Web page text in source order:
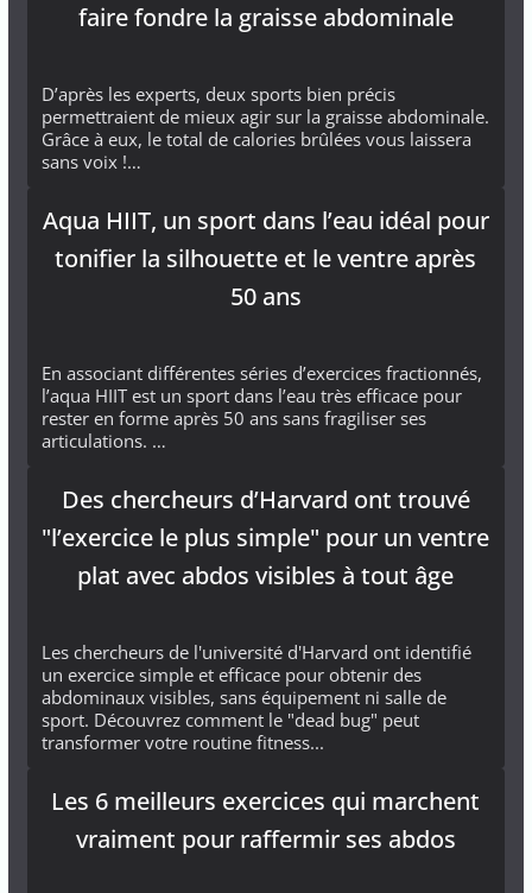
faire fondre la graisse abdominale
D’après les experts, deux sports bien précis
permettraient de mieux agir sur la graisse abdominale.
Grâce à eux, le total de calories brûlées vous laissera
sans voix !…
Aqua HIIT, un sport dans l’eau idéal pour
tonifier la silhouette et le ventre après
50 ans
En associant différentes séries d’exercices fractionnés,
l’aqua HIIT est un sport dans l’eau très efficace pour
rester en forme après 50 ans sans fragiliser ses
articulations. …
Des chercheurs d’Harvard ont trouvé
"l’exercice le plus simple" pour un ventre
plat avec abdos visibles à tout âge
Les chercheurs de l'université d'Harvard ont identifié
un exercice simple et efficace pour obtenir des
abdominaux visibles, sans équipement ni salle de
sport. Découvrez comment le "dead bug" peut
transformer votre routine fitness...
Les 6 meilleurs exercices qui marchent
vraiment pour raffermir ses abdos